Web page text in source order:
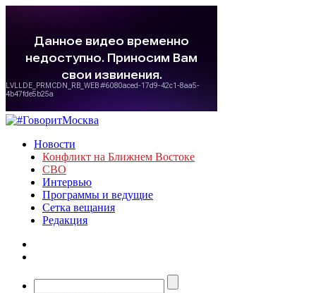
Новости
Конфликт на Ближнем Востоке
СВО
Интервью
Программы и ведущие
Сетка вещания
Редакция